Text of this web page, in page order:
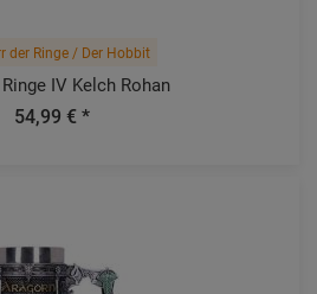
der Ringe / Der Hobbit
IV Kelch Rohan
54,99 € *